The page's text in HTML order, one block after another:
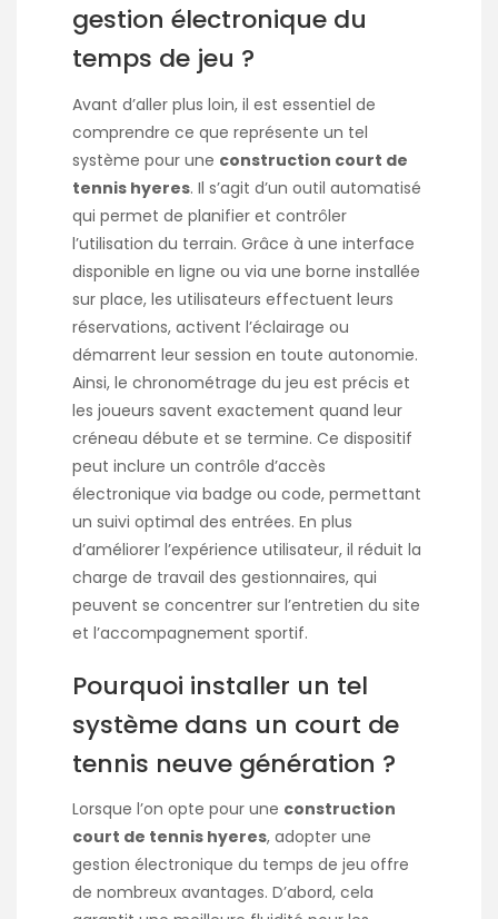
gestion électronique du
temps de jeu ?
Avant d’aller plus loin, il est essentiel de
comprendre ce que représente un tel
système pour une construction court de
tennis hyeres. Il s’agit d’un outil automatisé
qui permet de planifier et contrôler
l’utilisation du terrain. Grâce à une interface
disponible en ligne ou via une borne installée
sur place, les utilisateurs effectuent leurs
réservations, activent l’éclairage ou
démarrent leur session en toute autonomie.
Ainsi, le chronométrage du jeu est précis et
les joueurs savent exactement quand leur
créneau débute et se termine. Ce dispositif
peut inclure un contrôle d’accès
électronique via badge ou code, permettant
un suivi optimal des entrées. En plus
d’améliorer l’expérience utilisateur, il réduit la
charge de travail des gestionnaires, qui
peuvent se concentrer sur l’entretien du site
et l’accompagnement sportif.
Pourquoi installer un tel
système dans un court de
tennis neuve génération ?
Lorsque l’on opte pour une construction
court de tennis hyeres, adopter une
gestion électronique du temps de jeu offre
de nombreux avantages. D’abord, cela